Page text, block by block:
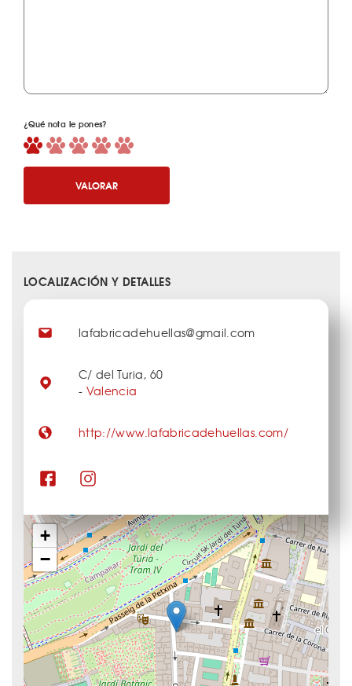
¿Qué nota le pones?
VALORAR
LOCALIZACIÓN Y DETALLES
+
−
lafabricadehuellas@gmail.com
C/ del Turia, 60
- Valencia
http://www.lafabricadehuellas.com/